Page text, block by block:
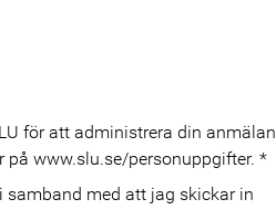
för att administrera din anmälan
www.slu.se/personuppgifter. *